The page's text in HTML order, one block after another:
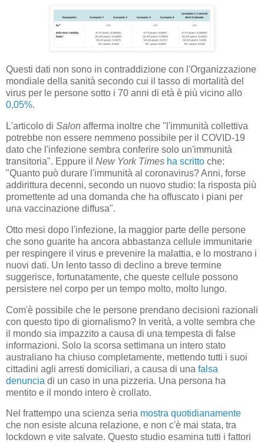
Questi dati non sono in contraddizione con l'Organizzazione
mondiale della sanità secondo cui il tasso di mortalità del
virus per le persone sotto i 70 anni di età è più vicino allo
0,05%.
L'articolo di Salon afferma inoltre che "l'immunità collettiva
potrebbe non essere nemmeno possibile per il COVID-19
dato che l'infezione sembra conferire solo un'immunità
transitoria". Eppure il New York Times ha scritto che:
"Quanto può durare l'immunità al coronavirus? Anni, forse
addirittura decenni, secondo un nuovo studio: la risposta più
promettente ad una domanda che ha offuscato i piani per
una vaccinazione diffusa".
Otto mesi dopo l'infezione, la maggior parte delle persone
che sono guarite ha ancora abbastanza cellule immunitarie
per respingere il virus e prevenire la malattia, e lo mostrano i
nuovi dati. Un lento tasso di declino a breve termine
suggerisce, fortunatamente, che queste cellule possono
persistere nel corpo per un tempo molto, molto lungo.
Com'è possibile che le persone prendano decisioni razionali
con questo tipo di giornalismo? In verità, a volte sembra che
il mondo sia impazzito a causa di una tempesta di false
informazioni. Solo la scorsa settimana un intero stato
australiano ha chiuso completamente, mettendo tutti i suoi
cittadini agli arresti domiciliari, a causa di una falsa
denuncia di un caso in una pizzeria. Una persona ha
mentito e il mondo intero è crollato.
Nel frattempo una scienza seria mostra quotidianamente
che non esiste alcuna relazione, e non c'è mai stata, tra
lockdown e vite salvate. Questo studio esamina tutti i fattori